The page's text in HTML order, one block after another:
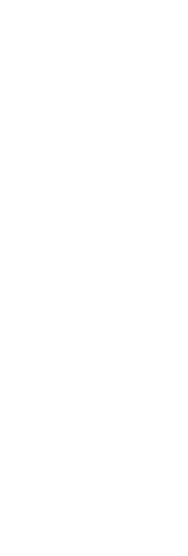
i jej
przez
kopiowania
ochrony
własności
ograniczeń
materiałów
wypłacone
zobowiązana do
przez
usuwać dowolne
użytkownik
prawa
prawa własności
na poniższe
lub przekazane
treści,
lub